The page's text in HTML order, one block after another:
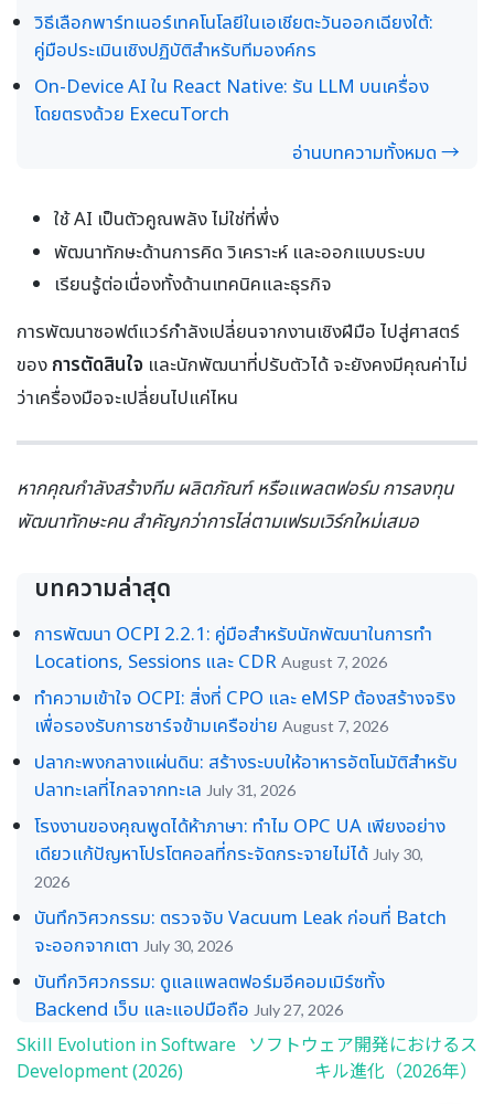
วิธีเลือกพาร์ทเนอร์เทคโนโลยีในเอเชียตะวันออกเฉียงใต้:
คู่มือประเมินเชิงปฏิบัติสำหรับทีมองค์กร
On-Device AI ใน React Native: รัน LLM บนเครื่อง
โดยตรงด้วย ExecuTorch
อ่านบทความทั้งหมด →
ใช้ AI เป็นตัวคูณพลัง ไม่ใช่ที่พึ่ง
พัฒนาทักษะด้านการคิด วิเคราะห์ และออกแบบระบบ
เรียนรู้ต่อเนื่องทั้งด้านเทคนิคและธุรกิจ
การพัฒนาซอฟต์แวร์กำลังเปลี่ยนจากงานเชิงฝีมือ ไปสู่ศาสตร์
ของ การตัดสินใจ และนักพัฒนาที่ปรับตัวได้ จะยังคงมีคุณค่าไม่
ว่าเครื่องมือจะเปลี่ยนไปแค่ไหน
หากคุณกำลังสร้างทีม ผลิตภัณฑ์ หรือแพลตฟอร์ม การลงทุน
พัฒนาทักษะคน สำคัญกว่าการไล่ตามเฟรมเวิร์กใหม่เสมอ
บทความล่าสุด
การพัฒนา OCPI 2.2.1: คู่มือสำหรับนักพัฒนาในการทำ
Locations, Sessions และ CDR August 7, 2026
ทำความเข้าใจ OCPI: สิ่งที่ CPO และ eMSP ต้องสร้างจริง
เพื่อรองรับการชาร์จข้ามเครือข่าย August 7, 2026
ปลากะพงกลางแผ่นดิน: สร้างระบบให้อาหารอัตโนมัติสำหรับ
ปลาทะเลที่ไกลจากทะเล July 31, 2026
โรงงานของคุณพูดได้ห้าภาษา: ทำไม OPC UA เพียงอย่าง
เดียวแก้ปัญหาโปรโตคอลที่กระจัดกระจายไม่ได้ July 30,
2026
บันทึกวิศวกรรม: ตรวจจับ Vacuum Leak ก่อนที่ Batch
จะออกจากเตา July 30, 2026
บันทึกวิศวกรรม: ดูแลแพลตฟอร์มอีคอมเมิร์ซทั้ง
Backend เว็บ และแอปมือถือ July 27, 2026
Post
Skill Evolution in Software
Development (2026)
ソフトウェア開発におけるス
キル進化（2026年）